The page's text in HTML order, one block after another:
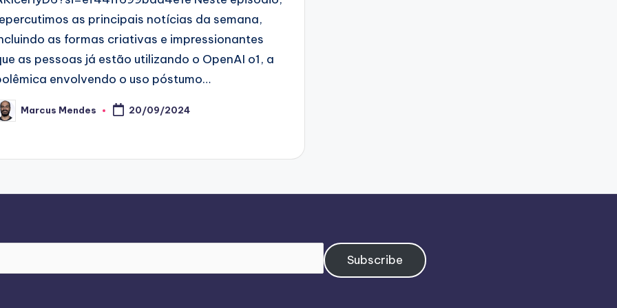
as principais notícias da semana,
as formas criativas e impressionantes
as pessoas já estão utilizando o OpenAI o1, a
envolvendo o uso póstumo…
Marcus Mendes 20/09/2024
Subscribe